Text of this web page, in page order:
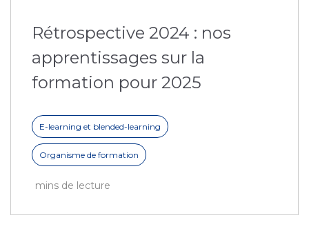
Rétrospective 2024 : nos
apprentissages sur la
formation pour 2025
E-learning et blended-learning
Organisme de formation
mins de lecture